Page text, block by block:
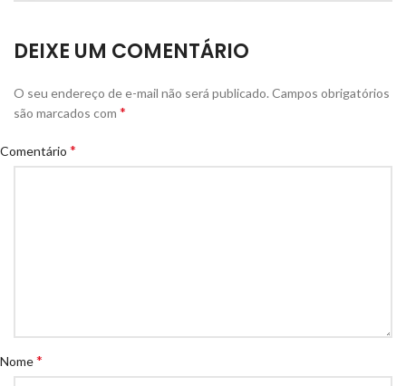
DEIXE UM COMENTÁRIO
O seu endereço de e-mail não será publicado. Campos obrigatórios
são marcados com *
Comentário *
Nome*